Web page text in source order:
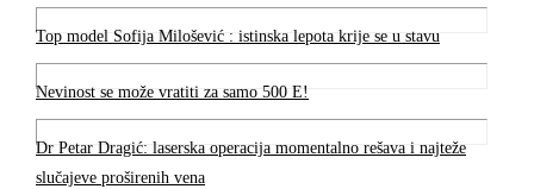
Top model Sofija Milošević : istinska lepota krije se u stavu
Nevinost se može vratiti za samo 500 E!
Dr Petar Dragić: laserska operacija momentalno rešava i najteže
slučajeve proširenih vena